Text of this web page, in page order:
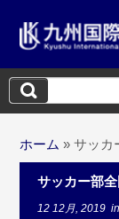
検
索:
ホーム » サッカ
サッカー部
12 12月, 2019 in